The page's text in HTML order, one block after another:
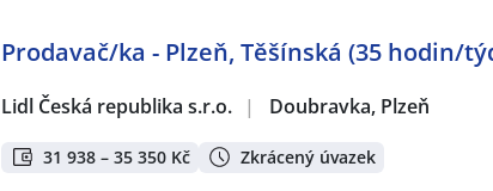
Prodavač/ka - Plzeň, Těšínská (35 hodin/
Lidl Česká republika s.r.o. | Doubravka, Plzeň
31 938 – 35 350 Kč Zkrácený úvazek